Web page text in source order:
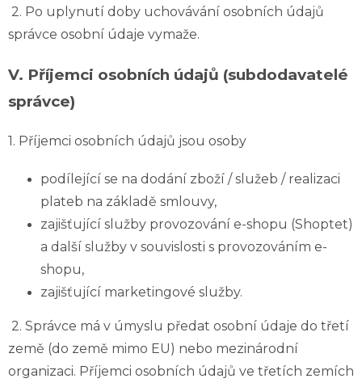
2. Po uplynutí doby uchovávání osobních údajů
správce osobní údaje vymaže.
V. Příjemci osobních údajů (subdodavatelé
správce)
1. Příjemci osobních údajů jsou osoby
podílející se na dodání zboží / služeb / realizaci
plateb na základě smlouvy,
zajišťující služby provozování e-shopu (Shoptet)
a další služby v souvislosti s provozováním e-
shopu,
zajišťující marketingové služby.
2. Správce má v úmyslu předat osobní údaje do třetí
země (do země mimo EU) nebo mezinárodní
organizaci. Příjemci osobních údajů ve třetích zemích